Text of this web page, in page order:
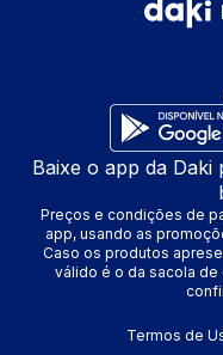
Preços e condições de
app, usando as
Caso os produtos
válido é o da sacola de
Termos de
Baixe o app da